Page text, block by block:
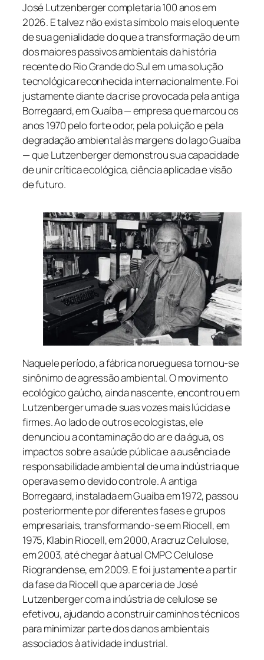
José Lutzenberger completaria 100 anos em
2026. E talvez não exista símbolo mais eloquente
de sua genialidade do que a transformação de um
dos maiores passivos ambientais da história
recente do Rio Grande do Sul em uma solução
tecnológica reconhecida internacionalmente. Foi
justamente diante da crise provocada pela antiga
Borregaard, em Guaíba — empresa que marcou os
anos 1970 pelo forte odor, pela poluição e pela
degradação ambiental às margens do lago Guaíba
— que Lutzenberger demonstrou sua capacidade
de unir crítica ecológica, ciência aplicada e visão
de futuro.
Naquele período, a fábrica norueguesa tornou-se
sinônimo de agressão ambiental. O movimento
ecológico gaúcho, ainda nascente, encontrou em
Lutzenberger uma de suas vozes mais lúcidas e
firmes. Ao lado de outros ecologistas, ele
denunciou a contaminação do ar e da água, os
impactos sobre a saúde pública e a ausência de
responsabilidade ambiental de uma indústria que
operava sem o devido controle. A antiga
Borregaard, instalada em Guaíba em 1972, passou
posteriormente por diferentes fases e grupos
empresariais, transformando-se em Riocell, em
1975, Klabin Riocell, em 2000, Aracruz Celulose,
em 2003, até chegar à atual CMPC Celulose
Riograndense, em 2009. E foi justamente a partir
da fase da Riocell que a parceria de José
Lutzenberger com a indústria de celulose se
efetivou, ajudando a construir caminhos técnicos
para minimizar parte dos danos ambientais
associados à atividade industrial.